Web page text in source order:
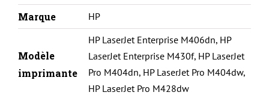
Marque HP
Modèle
imprimante
HP LaserJet Enterprise M406dn, HP
LaserJet Enterprise M430f, HP LaserJet
Pro M404dn, HP LaserJet Pro M404dw,
HP LaserJet Pro M428dw